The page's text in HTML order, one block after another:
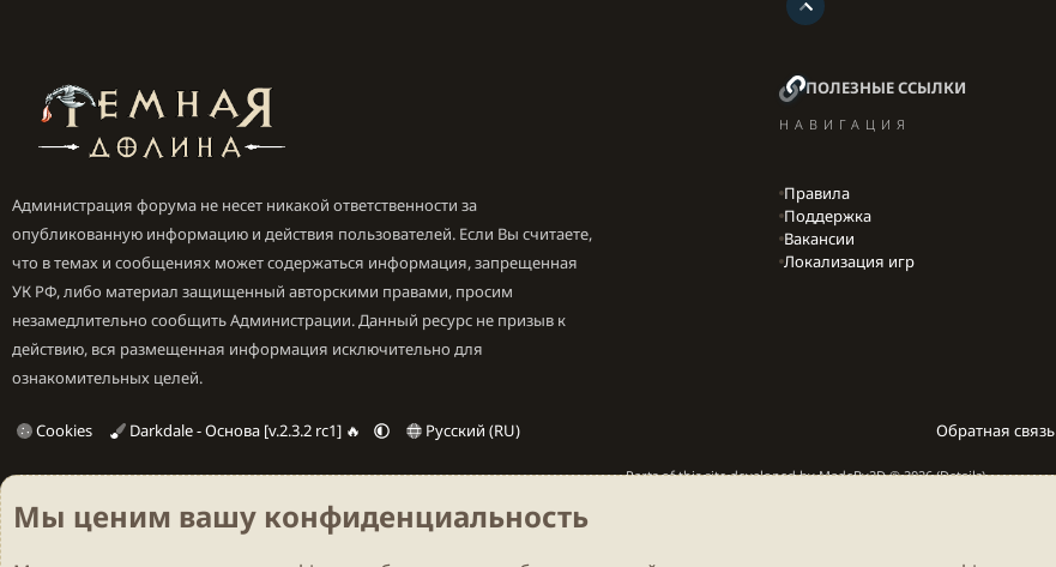
Администрация форума не несет никакой ответственности за
опубликованную информацию и действия пользователей. Если Вы считаете,
что в темах и сообщениях может содержаться информация, запрещенная
УК РФ, либо материал защищенный авторскими правами, просим
незамедлительно сообщить Администрации. Данный ресурс не призыв к
действию, вся размещенная информация исключительно для
ознакомительных целей.
ПОЛЕЗНЫЕ ССЫЛКИ
НАВИГАЦИЯ
Правила
Поддержка
Вакансии
Локализация игр
Cookies Darkdale - Основа [v.2.3.2 rc1] 🔥 Русский (RU) Обратная связь
Parts of this site developed byMadeBy2D© 2026 (Details)
Мы ценим вашу конфиденциальность